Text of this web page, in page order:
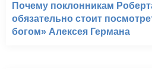
Почему поклонникам
обязательно стоит
богом» Алексея Германа